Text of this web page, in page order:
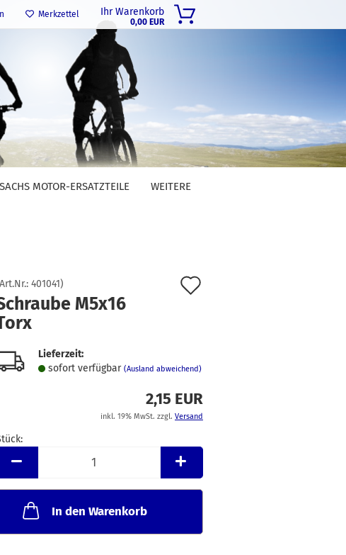
Merkzettel Ihr Warenkorb
0,00 EUR
SACHS MOTOR-ERSATZTEILE WEITERE
401041)
M5x16
Lieferzeit:
sofort verfügbar (Ausland abweichend)
2,15 EUR
inkl. 19% MwSt. zzgl. Versand
Stück
In den Warenkorb